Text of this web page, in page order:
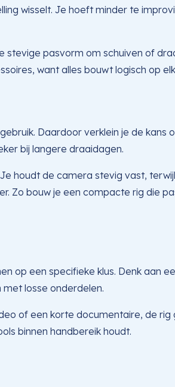
wisselt. Je hoeft minder te
stevige pasvorm om schuiven of
want alles bouwt logisch op
Daardoor verklein je de kans
bij langere draaidagen.
houdt de camera stevig vast,
Zo bouw je een compacte rig die
op een specifieke klus. Denk aan
losse onderdelen.
of een korte documentaire, de rig
binnen handbereik houdt.